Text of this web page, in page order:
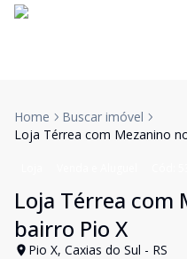
Home
Buscar imóvel
Loja Térrea com Mezanino
Loja Térrea com
bairro Pio X
Pio X, Caxias do Sul - RS